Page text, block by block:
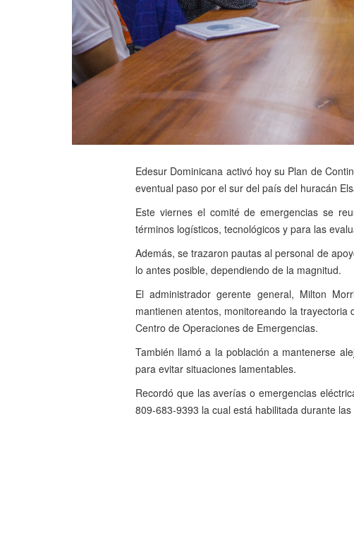
Edesur Dominicana activó hoy su Plan de
eventual paso por el sur del país del huracán
Este viernes el comité de emergencias se
términos logísticos, tecnológicos y para las
Además, se trazaron pautas al personal de
lo antes posible, dependiendo de la magnitud.
El administrador gerente general, Milton
mantienen atentos, monitoreando la
Centro de Operaciones de Emergencias.
También llamó a la población a mantenerse
para evitar situaciones lamentables.
Recordó que las averías o emergencias
809-683-9393 la cual está habilitada durante